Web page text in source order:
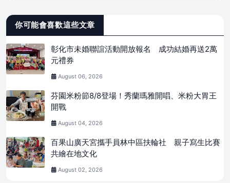
你可能會喜歡這些文章
彰化市未婚聯誼活動開放報名 成功結婚再送2萬
元禮券
August 06, 2026
芬園米粉節8/8登場！秀蘭瑪雅開唱、米粉大胃王
開戰
August 04, 2026
百果山廣天宮攜手員林中區扶輪社 親子寫生比賽
共繪在地文化
August 02, 2026